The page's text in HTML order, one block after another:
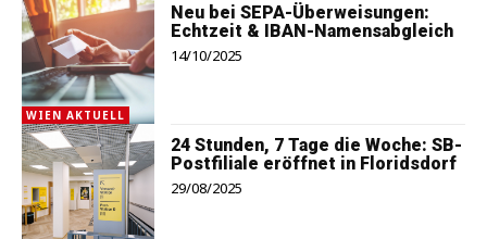
WIEN AKTUELL
Neu bei SEPA-Überweisungen:
Echtzeit & IBAN-Namensabgleich
14/10/2025
24 Stunden, 7 Tage die Woche: SB-
Postfiliale eröffnet in Floridsdorf
29/08/2025